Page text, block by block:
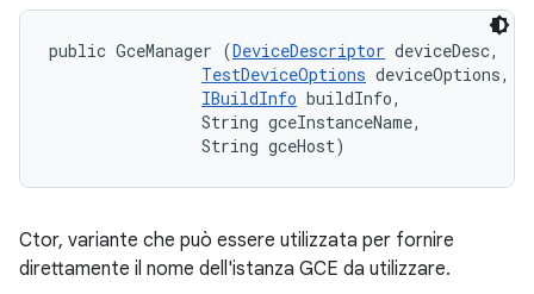
public GceManager (DeviceDescriptor deviceDesc,
TestDeviceOptions deviceOptions,
IBuildInfo buildInfo,
                String gceInstanceName,
                String gceHost)
Ctor, variante che può essere utilizzata per fornire
direttamente il nome dell'istanza GCE da utilizzare.